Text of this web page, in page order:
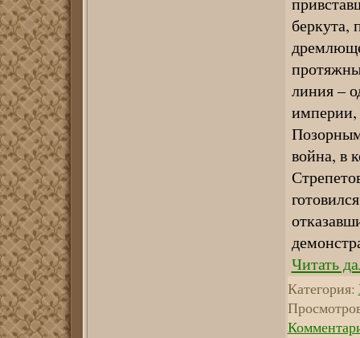
беркута,
линия –
империи,
война, в
Читать
Категория: